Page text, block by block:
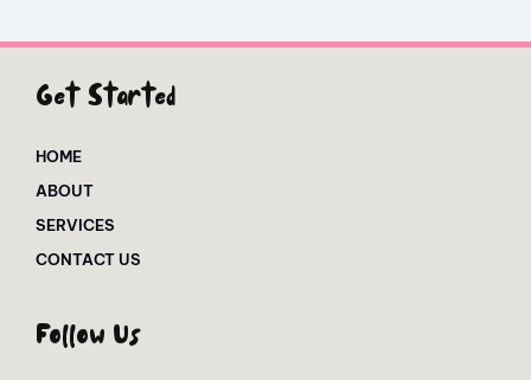
Get Started
HOME
ABOUT
SERVICES
CONTACT US
Follow Us